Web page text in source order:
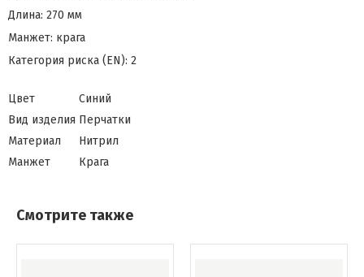
Длина: 270 мм
Манжет: крага
Категория риска (EN): 2
Цвет
Синий
Вид изделия Перчатки
Материал
Нитрил
Манжет
Крага
Смотрите также